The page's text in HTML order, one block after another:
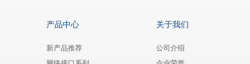
产品中心
新产品推荐
关于我们
公司介绍